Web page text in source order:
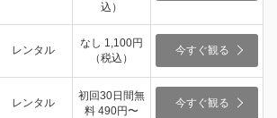
込）
レンタル
なし 1,100円
（税込）
今すぐ観る
レンタル
初回30日間無
料 490円〜
今すぐ観る